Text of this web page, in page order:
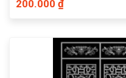
200.000 ₫